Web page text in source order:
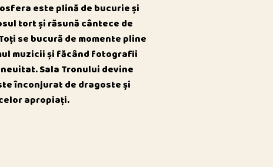
este plină de bucurie și
tort și răsună cântece de
se bucură de momente pline
muzicii și făcând fotografii
Sala Tronului devine
înconjurat de dragoste și
apropiați.